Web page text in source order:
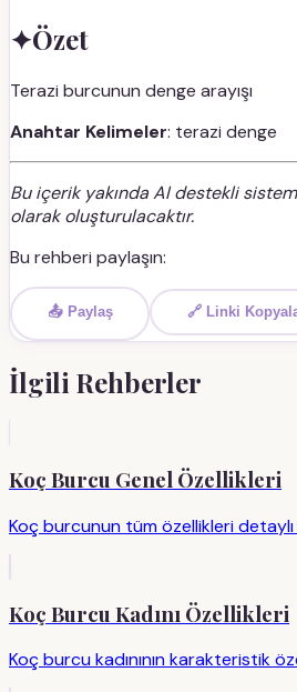
✦Özet
Terazi burcunun denge arayışı
Anahtar Kelimeler: terazi denge
Bu içerik yakında AI destekli
olarak oluşturulacaktır.
Bu rehberi paylaşın:
📤 Paylaş 🔗 Linki
İlgili Rehberler
Koç Burcu Genel Özellikleri
Koç burcunun tüm özellikleri
Koç Burcu Kadını Özellikleri
Koç burcu kadınının karakteristik